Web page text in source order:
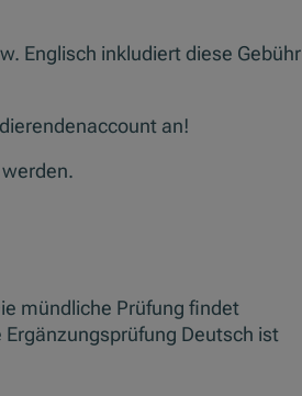
Englisch inkludiert diese Gebühr
an!
mündliche Prüfung findet
Deutsch ist